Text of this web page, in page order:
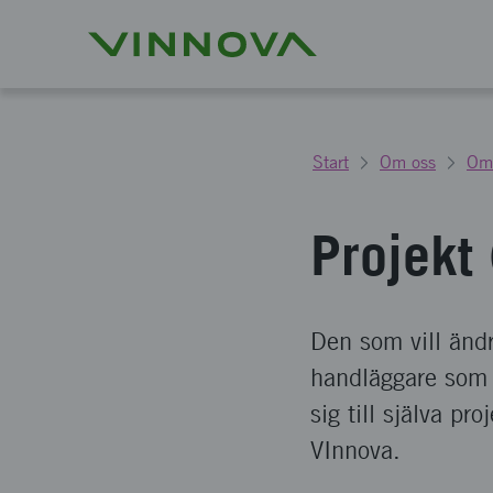
Start Om oss
Projekt
Den som vill
handläggare
sig till själva
VInnova.